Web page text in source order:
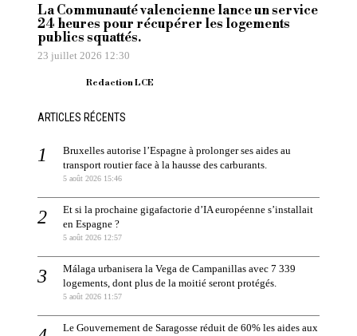
La Communauté valencienne lance un service
24 heures pour récupérer les logements
publics squattés.
23 juillet 2026 12:30
Redaction LCE
ARTICLES RÉCENTS
Bruxelles autorise l’Espagne à prolonger ses aides au
transport routier face à la hausse des carburants.
5 août 2026 15:46
Et si la prochaine gigafactorie d’IA européenne s’installait
en Espagne ?
5 août 2026 12:57
Málaga urbanisera la Vega de Campanillas avec 7 339
logements, dont plus de la moitié seront protégés.
5 août 2026 11:57
Le Gouvernement de Saragosse réduit de 60% les aides aux